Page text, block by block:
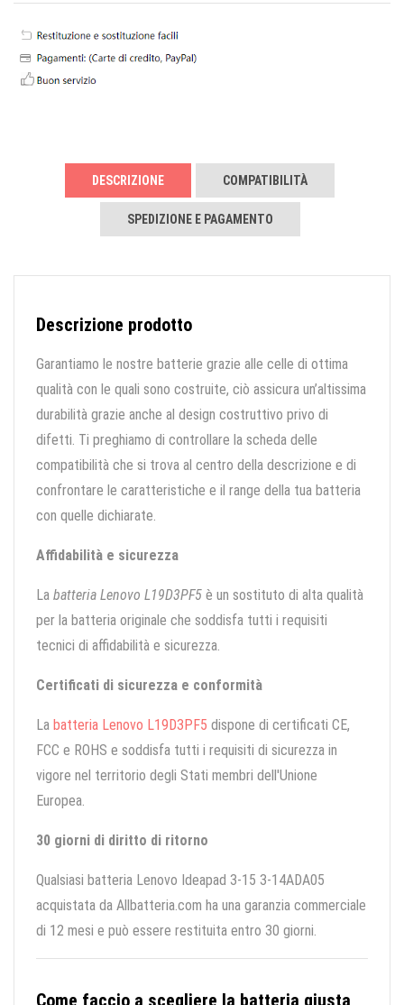
DESCRIZIONE COMPATIBILITÀ
SPEDIZIONE E PAGAMENTO
Descrizione prodotto
Garantiamo le nostre batterie grazie alle celle di ottima
qualità con le quali sono costruite, ciò assicura un’altissima
durabilità grazie anche al design costruttivo privo di
difetti. Ti preghiamo di controllare la scheda delle
compatibilità che si trova al centro della descrizione e di
confrontare le caratteristiche e il range della tua batteria
con quelle dichiarate.
Affidabilità e sicurezza
La batteria Lenovo L19D3PF5 è un sostituto di alta qualità
per la batteria originale che soddisfa tutti i requisiti
tecnici di affidabilità e sicurezza.
Certificati di sicurezza e conformità
La batteria Lenovo L19D3PF5 dispone di certificati CE,
FCC e ROHS e soddisfa tutti i requisiti di sicurezza in
vigore nel territorio degli Stati membri dell'Unione
Europea.
30 giorni di diritto di ritorno
Qualsiasi batteria Lenovo Ideapad 3-15 3-14ADA05
acquistata da Allbatteria.com ha una garanzia commerciale
di 12 mesi e può essere restituita entro 30 giorni.